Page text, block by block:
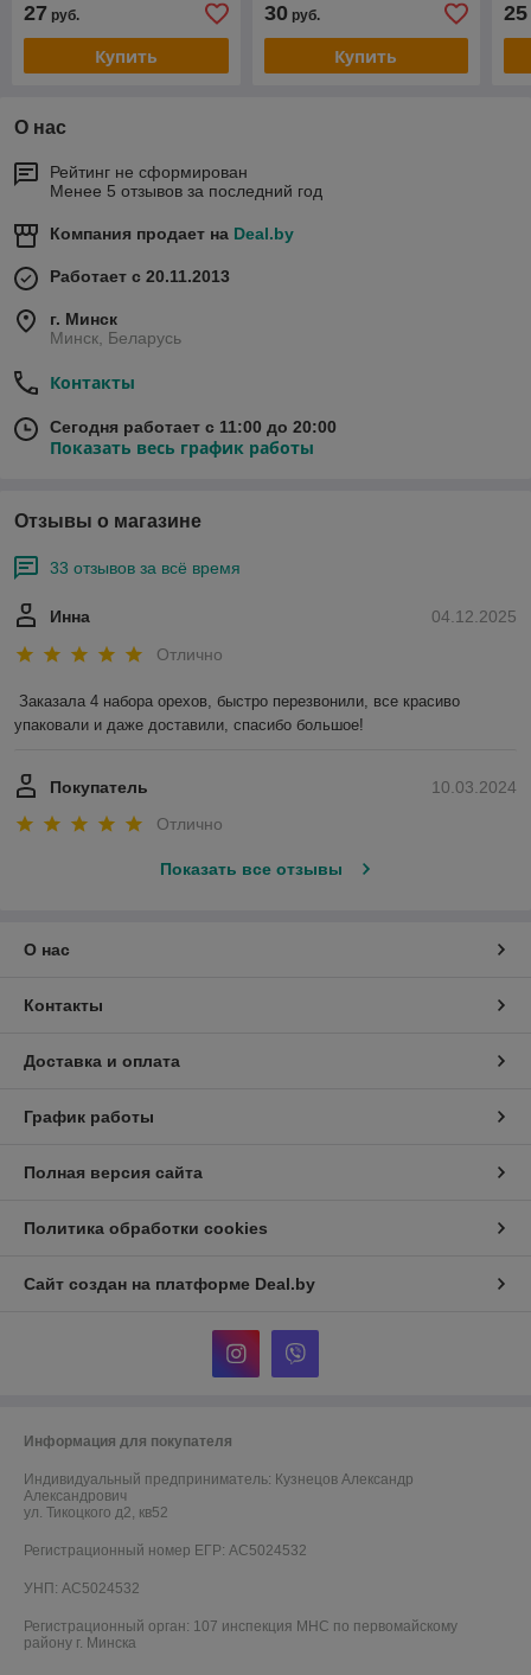
27 руб.
Купить
30руб.
Купить
25
О нас
Рейтинг не сформирован
Менее 5 отзывов за последний год
Компания продает на Deal.by
Работает с 20.11.2013
г. Минск
Минск, Беларусь
Контакты
Сегодня работает с 11:00 до 20:00
Показать весь график работы
Отзывы о магазине
33 отзывов за всё время
04.12.2025
Инна
Отлично
Заказала 4 набора орехов, быстро перезвонили, все красиво
упаковали и даже доставили, спасибо большое!
10.03.2024
Покупатель
Отлично
Показать все отзывы
О нас
Контакты
Доставка и оплата
График работы
Полная версия сайта
Политика обработки cookies
Сайт создан на платформе Deal.by
Информация для покупателя
Индивидуальный предприниматель: Кузнецов Александр
Александрович
ул. Тикоцкого д2, кв52
Регистрационный номер ЕГР: АС5024532
УНП: АС5024532
Регистрационный орган: 107 инспекция МНС по первомайскому
району г. Минска